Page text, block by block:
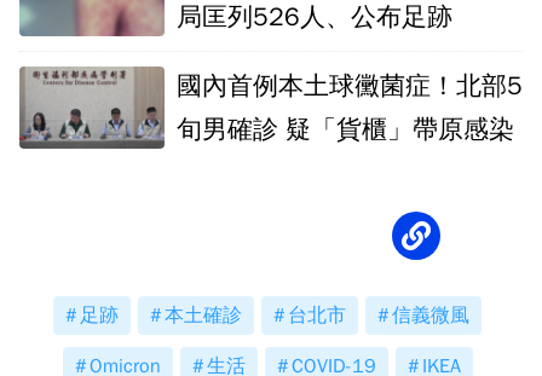
局匡列526人、公布足跡
國內首例本土球黴菌症！北部5
旬男確診 疑「貨櫃」帶原感染
足跡 本土確診 台北市 信義微風
Omicron 生活 COVID-19 IKEA